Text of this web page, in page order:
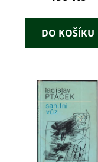
DO KOŠÍKU